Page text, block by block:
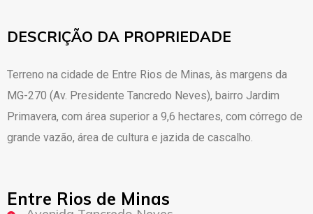
DESCRIÇÃO DA PROPRIEDADE
Terreno na cidade de Entre Rios de Minas, às margens da
MG-270 (Av. Presidente Tancredo Neves), bairro Jardim
Primavera, com área superior a 9,6 hectares, com córrego de
grande vazão, área de cultura e jazida de cascalho.
Entre Rios de Minas